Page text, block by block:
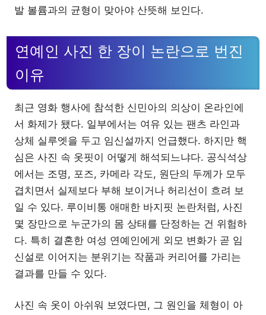
발 볼륨과의 균형이 맞아야 산뜻해 보인다.
연예인 사진 한 장이 논란으로 번진
이유
최근 영화 행사에 참석한 신민아의 의상이 온라인에
서 화제가 됐다. 일부에서는 여유 있는 팬츠 라인과
상체 실루엣을 두고 임신설까지 언급했다. 하지만 핵
심은 사진 속 옷핏이 어떻게 해석되느냐다. 공식석상
에서는 조명, 포즈, 카메라 각도, 원단의 두께가 모두
겹치면서 실제보다 부해 보이거나 허리선이 흐려 보
일 수 있다. 루이비통 애매한 바지핏 논란처럼, 사진
몇 장만으로 누군가의 몸 상태를 단정하는 건 위험하
다. 특히 결혼한 여성 연예인에게 외모 변화가 곧 임
신설로 이어지는 분위기는 작품과 커리어를 가리는
결과를 만들 수 있다.
사진 속 옷이 아쉬워 보였다면, 그 원인을 체형이 아